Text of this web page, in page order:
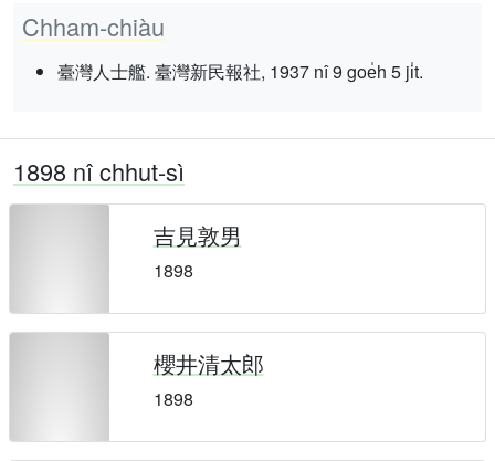
Chham-chiàu
臺灣人士艦. 臺灣新民報社, 1937 nî 9 goe̍h 5 ji̍t.
1898 nî chhut-sì
吉見敦男
1898
櫻井清太郎
1898